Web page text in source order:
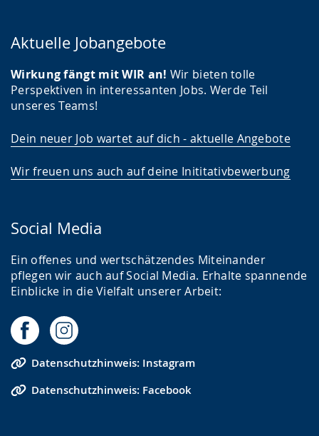
Aktuelle Jobangebote
Wirkung fängt mit WIR an! Wir bieten tolle
Perspektiven in interessanten Jobs. Werde Teil
unseres Teams!
Dein neuer Job wartet auf dich - aktuelle Angebote
Wir freuen uns auch auf deine Inititativbewerbung
Social Media
Ein offenes und wertschätzendes Miteinander
pflegen wir auch auf Social Media. Erhalte spannende
Einblicke in die Vielfalt unserer Arbeit:
Datenschutzhinweis: Instagram
Datenschutzhinweis: Facebook